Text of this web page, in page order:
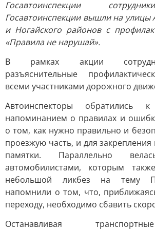
Госавтоинспекции
Госавтоинспекции вышли на улицы
и Ногайского районов с
«Правила не нарушай».
В рамках акции
разъяснительные
всеми участниками дорожного
Автоинспекторы обратились
напоминанием о правилах и
о том, как нужно правильно и
проезжую часть, и для
памятки. Параллельно
автомобилистами, которым
небольшой ликбез на тему
напомнили о том, что,
переходу, необходимо сбавить
Останавливая